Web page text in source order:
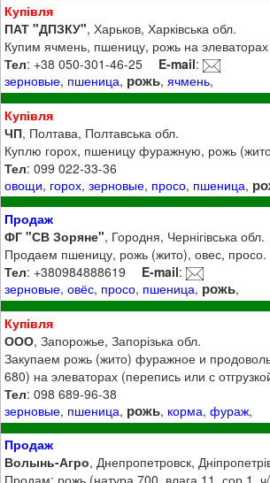
Купівля
ПАТ "ДПЗКУ", Харьков, Харківська обл.
Купим ячмень, пшеницу, рожь на
Тел: +38 050-301-46-25 E-mail:
зерновые, пшеница, рожь,ячмень,
Купівля
ЧП, Полтава, Полтавська обл.
Куплю горох, пшеницу фуражную, рожь
Тел: 099 022-33-36
овощи, горох,зерновые, просо, пшеница,
Продаж
ФГ "СВ Зоряне", Городня, Чернігівська обл.
Продаем пшеницу, рожь (жито), овес,
Тел: +380984888619 E-mail:
зерновые,овёс, просо, пшеница, рожь,
Купівля
ООО, Запорожье, Запорізька обл.
Закупаем рожь (жито) фуражное и
680) на элеваторах (перепись или с
Тел: 098 689-96-38
зерновые, пшеница, рожь, корма,фураж,
Продаж
Волынь-Агро, Днепропетровск,